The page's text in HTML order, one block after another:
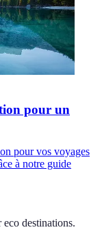
pour un
pour vos voyages
à notre guide
eco destinations.